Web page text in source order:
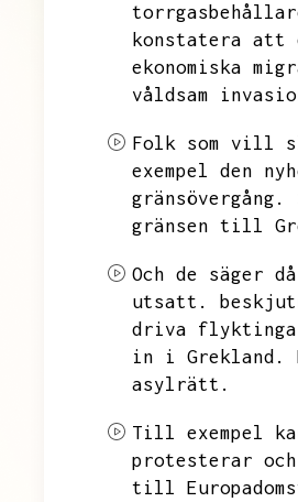
konstatera att
ekonomiska
våldsam
Folk som vill
exempel den
gränsövergång.
gränsen till
Och de säger
utsatt.
driva
in i Grekland.
asylrätt.
Till exempel
protesterar
till